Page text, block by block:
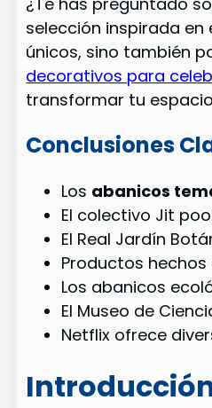
selección inspirada
únicos, sino también
decorativos para
transformar tu
Conclusiones
Los abanicos
El colectivo Jit
El Real Jardín
Productos
Los abanicos
El Museo de
Netflix ofrece